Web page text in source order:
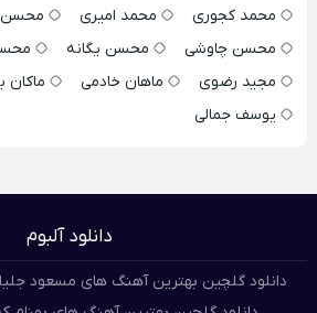
محمد کجوری
محمد امیری
محسن
محسن چاوشی
محسن یگانه
مجید رضوی
ماهان خادمی ماکان
یوسف جمالی
دانلود آلبوم
دانلود گلچین بهترین آهنگ های مسعود جلیلیان 1405 (فول